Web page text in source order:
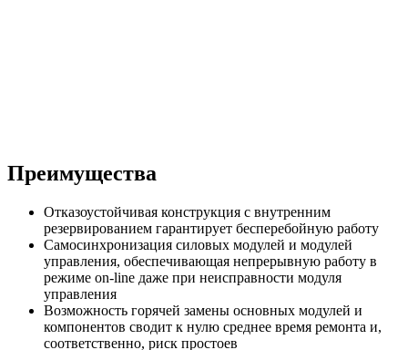
Преимущества
Отказоустойчивая конструкция с внутренним
резервированием гарантирует бесперебойную работу
Самосинхронизация силовых модулей и модулей
управления, обеспечивающая непрерывную работу в
режиме on-line даже при неисправности модуля
управления
Возможность горячей замены основных модулей и
компонентов сводит к нулю среднее время ремонта и,
соответственно, риск простоев